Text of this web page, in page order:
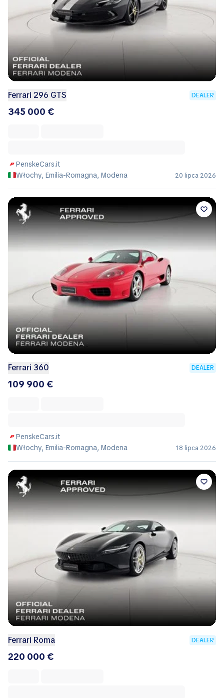
Ferrari 296 GTS DEALER
345 000 €
PenskeCars.it
Włochy, Emilia-Romagna, Modena
20 lipca 2026
Ferrari 360 DEALER
109 900 €
PenskeCars.it
Włochy, Emilia-Romagna, Modena
18 lipca 2026
Ferrari Roma DEALER
220 000 €